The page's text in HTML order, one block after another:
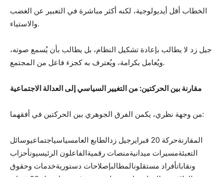
الخطاب أقل أيديولوجية، لكنه أكثر مباشرة في التعبير عن الغضب
والاستياء.
جيل زد لا يطالب بإعادة تشكيل النظام، بل يطالب بأن يُسمع صوته،
ويُعامل بكرامة، ويُعترف به كجزء فاعل من المجتمع.
مقارنة بين الحركتين: من التغيير السياسي إلى العدالة الاجتماعية
من وجهة نظري، يكمن الفرق الجوهري بين الحركتين في أفقهما:
المقارنةحركة 20 فبرايرجيل زدالطابع العامسياسياجتماعيوسائل
التعبئةمسيرات ميدانيةمنصات رقميةالفاعلون الرئيسيونأحزاب
ونقاباتأفراد مستقلونالمطالبإصلاحات دستوريةخدمات وحقوق